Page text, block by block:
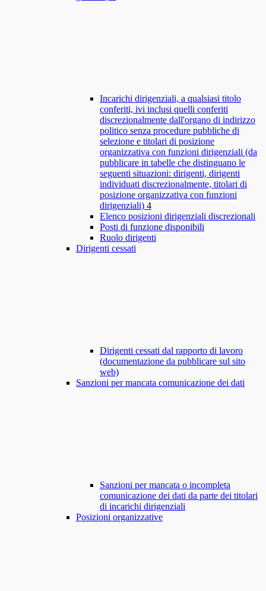
Incarichi dirigenziali, a qualsiasi titolo
conferiti, ivi inclusi quelli conferiti
discrezionalmente dall'organo di indirizzo
politico senza procedure pubbliche di
selezione e titolari di posizione
organizzativa con funzioni dirigenziali (da
pubblicare in tabelle che distinguano le
seguenti situazioni: dirigenti, dirigenti
individuati discrezionalmente, titolari di
posizione organizzativa con funzioni
dirigenziali) 4
Elenco posizioni dirigenziali discrezionali
Posti di funzione disponibili
Ruolo dirigenti
Dirigenti cessati
Dirigenti cessati dal rapporto di lavoro
(documentazione da pubblicare sul sito
web)
Sanzioni per mancata comunicazione dei dati
Sanzioni per mancata o incompleta
comunicazione dei dati da parte dei titolari
di incarichi dirigenziali
Posizioni organizzative